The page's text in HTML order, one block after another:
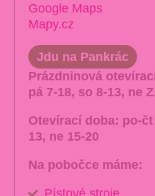
Google Maps
Mapy.cz
Jdu na Pankrác
Prázdninová
pá 7-18, so 8-13, ne
Otevírací doba: po-čt
13, ne 15-20
Na pobočce máme:
Pístové stroje